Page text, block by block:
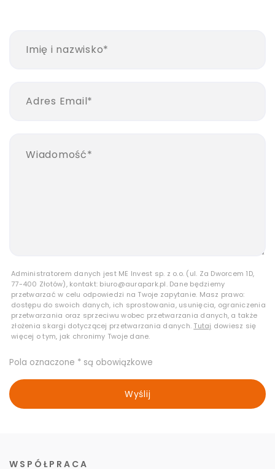
Administratorem danych jest ME Invest sp. z o.o. (ul. Za Dworcem 1D,
77-400 Złotów), kontakt: biuro@aurapark.pl. Dane będziemy
przetwarzać w celu odpowiedzi na Twoje zapytanie. Masz prawo:
dostępu do swoich danych, ich sprostowania, usunięcia, ograniczenia
przetwarzania oraz sprzeciwu wobec przetwarzania danych, a także
złożenia skargi dotyczącej przetwarzania danych. Tutaj dowiesz się
więcej o tym, jak chronimy Twoje dane.
Pola oznaczone * są obowiązkowe
Wyślij
WSPÓŁPRACA